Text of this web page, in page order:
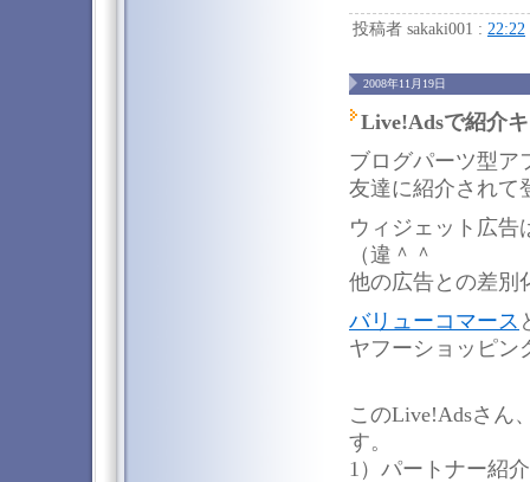
投稿者 sakaki001 : 22:22
2008年11月19日
Live!Adsで紹介
ブログパーツ型ア
友達に紹介されて
ウィジェット広告
（違＾＾
他の広告との差別
バリューコマース
ヤフーショッピン
このLive!Adsさん
す。
1）パートナー紹